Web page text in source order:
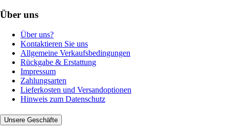
Über uns
Über uns?
Kontaktieren Sie uns
Allgemeine Verkaufsbedingungen
Rückgabe & Erstattung
Impressum
Zahlungsarten
Lieferkosten und Versandoptionen
Hinweis zum Datenschutz
Unsere Geschäfte